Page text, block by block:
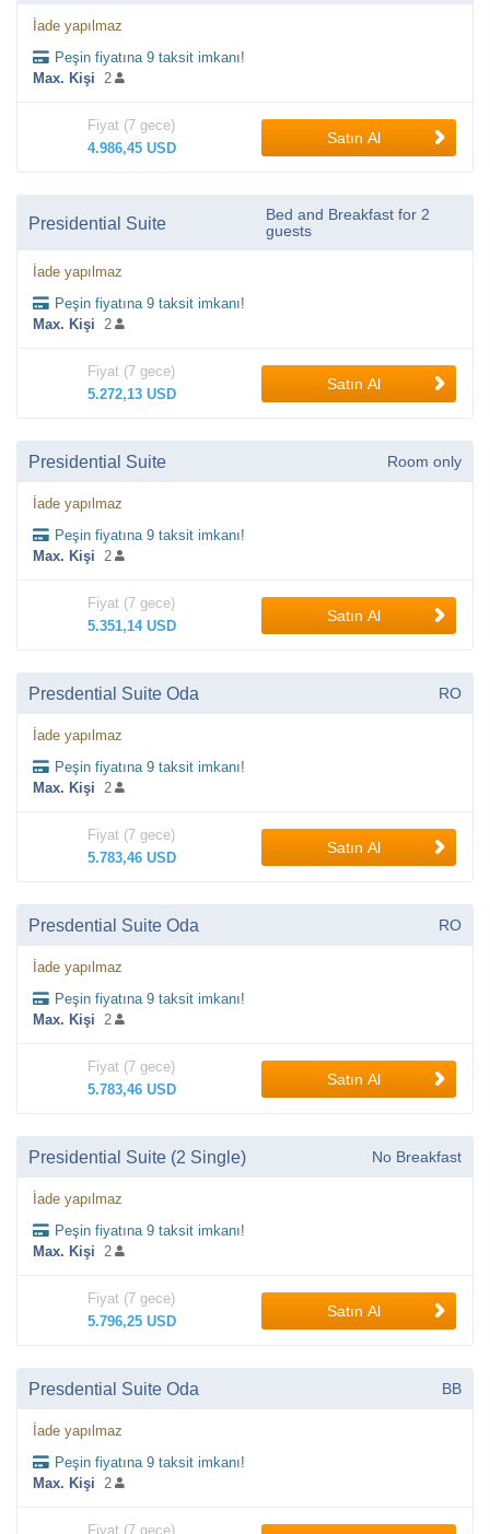
İade yapılmaz
Peşin fiyatına 9 taksit imkanı!
Max. Kişi 2
Fiyat (7 gece)
4.986,45 USD
Satın Al
Presidential Suite
Bed and Breakfast for 2
guests
İade yapılmaz
Peşin fiyatına 9 taksit imkanı!
Max. Kişi 2
Fiyat (7 gece)
5.272,13 USD
Satın Al
Presidential Suite Room only
İade yapılmaz
Peşin fiyatına 9 taksit imkanı!
Max. Kişi 2
Fiyat (7 gece)
5.351,14 USD
Satın Al
Presdential Suite Oda RO
İade yapılmaz
Peşin fiyatına 9 taksit imkanı!
Max. Kişi 2
Fiyat (7 gece)
5.783,46 USD
Satın Al
Presdential Suite Oda RO
İade yapılmaz
Peşin fiyatına 9 taksit imkanı!
Max. Kişi 2
Fiyat (7 gece)
5.783,46 USD
Satın Al
Presidential Suite (2 Single) No Breakfast
İade yapılmaz
Peşin fiyatına 9 taksit imkanı!
Max. Kişi 2
Fiyat (7 gece)
5.796,25 USD
Satın Al
Presdential Suite Oda BB
İade yapılmaz
Peşin fiyatına 9 taksit imkanı!
Max. Kişi 2
Fiyat (7 gece)